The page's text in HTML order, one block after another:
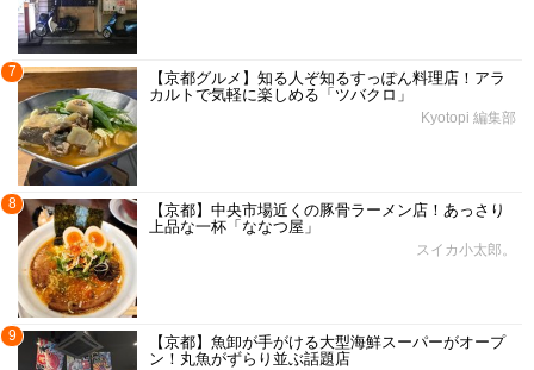
7
【京都グルメ】知る人ぞ知るすっぽん料理店！アラ
カルトで気軽に楽しめる「ツバクロ」
Kyotopi 編集部
8
【京都】中央市場近くの豚骨ラーメン店！あっさり
上品な一杯「ななつ屋」
スイカ小太郎。
9
【京都】魚卸が手がける大型海鮮スーパーがオープ
ン！丸魚がずらり並ぶ話題店